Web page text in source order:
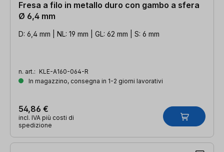
Fresa a filo in metallo duro con gambo a sfera
Ø 6,4 mm
D: 6,4 mm | NL: 19 mm | GL: 62 mm | S: 6 mm
n. art.: KLE-A160-064-R
In magazzino, consegna in 1-2 giorni lavorativi
54,86 €
incl. IVA più costi di
spedizione